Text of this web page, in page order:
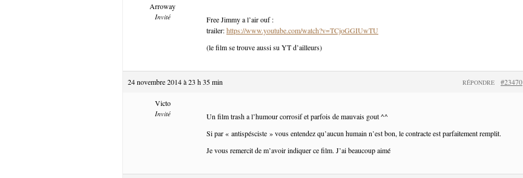
Arroway
Invité
Free Jimmy a l’air ouf :
trailer:https://www.youtube.com/watch?v=TCjoGGIUwTU
(le film se trouve aussi su YT d’ailleurs)
24 novembre 2014 à 23 h 35 min #23470
RÉPONDRE
Victo
Invité
Un film trash a l’humour corrosif et parfois de mauvais gout ^^
Si par « antispésciste » vous entendez qu’aucun humain n’est bon, le contracte est parfaitement remplit.
Je vous remercit de m’avoir indiquer ce film. J’ai beaucoup aimé